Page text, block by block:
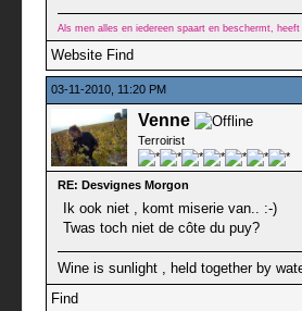
Als men alles en iedereen spaart en beschermt,
Website Find
03-11-2010, 11:20 PM
Venne
Terroirist
RE: Desvignes Morgon
Ik ook niet , komt miserie van.. :-)
Twas toch niet de côte du puy?
Wine is sunlight , held together by
Find